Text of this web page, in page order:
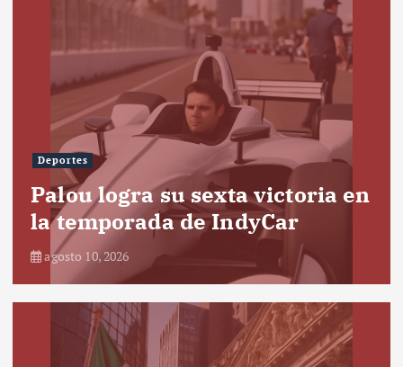
Deportes
Palou logra su sexta victoria en
la temporada de IndyCar
agosto 10, 2026